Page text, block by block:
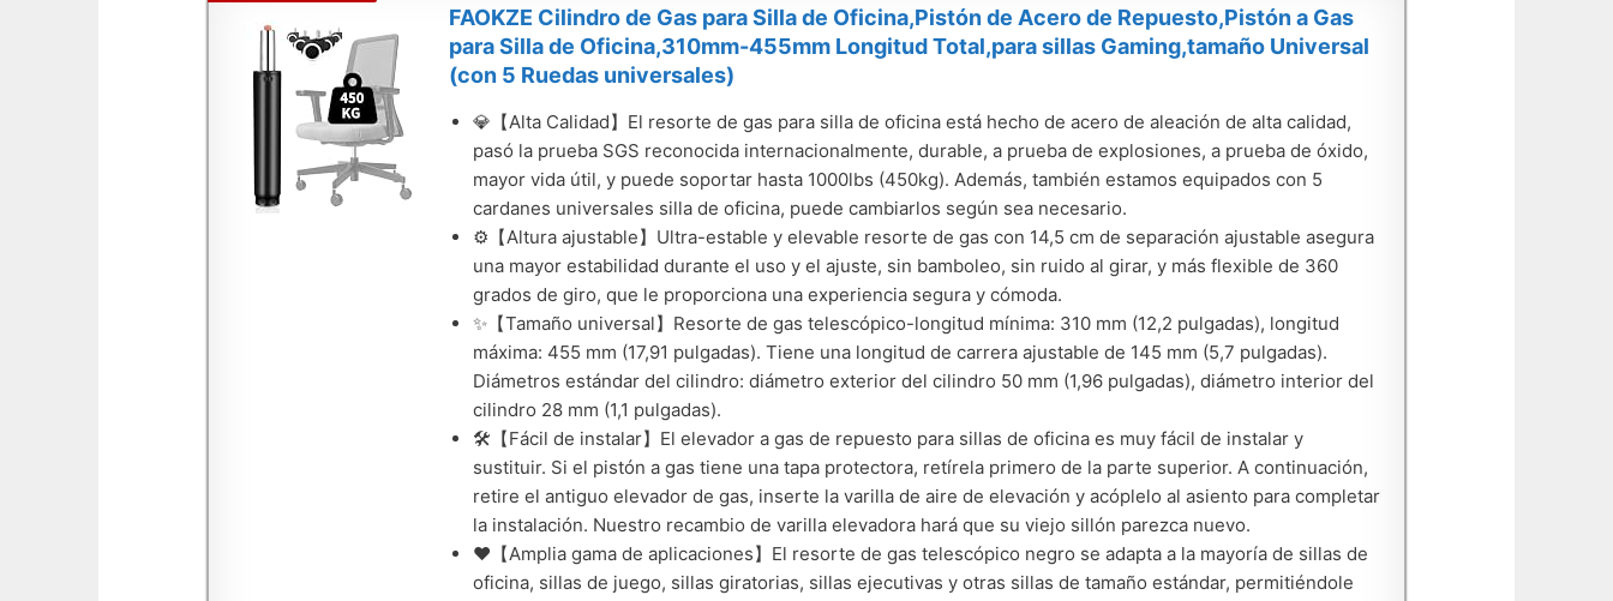
FAOKZE Cilindro de Gas para Silla de Oficina,Pistón de Acero de Repuesto,Pistón a Gas
para Silla de Oficina,310mm-455mm Longitud Total,para sillas Gaming,tamaño Universal
(con 5 Ruedas universales)
💎【Alta Calidad】El resorte de gas para silla de oficina está hecho de acero de aleación de alta calidad,
pasó la prueba SGS reconocida internacionalmente, durable, a prueba de explosiones, a prueba de óxido,
mayor vida útil, y puede soportar hasta 1000lbs (450kg). Además, también estamos equipados con 5
cardanes universales silla de oficina, puede cambiarlos según sea necesario.
⚙️【Altura ajustable】Ultra-estable y elevable resorte de gas con 14,5 cm de separación ajustable asegura
una mayor estabilidad durante el uso y el ajuste, sin bamboleo, sin ruido al girar, y más flexible de 360
grados de giro, que le proporciona una experiencia segura y cómoda.
✨【Tamaño universal】Resorte de gas telescópico-longitud mínima: 310 mm (12,2 pulgadas), longitud
máxima: 455 mm (17,91 pulgadas). Tiene una longitud de carrera ajustable de 145 mm (5,7 pulgadas).
Diámetros estándar del cilindro: diámetro exterior del cilindro 50 mm (1,96 pulgadas), diámetro interior del
cilindro 28 mm (1,1 pulgadas).
🛠️【Fácil de instalar】El elevador a gas de repuesto para sillas de oficina es muy fácil de instalar y
sustituir. Si el pistón a gas tiene una tapa protectora, retírela primero de la parte superior. A continuación,
retire el antiguo elevador de gas, inserte la varilla de aire de elevación y acóplelo al asiento para completar
la instalación. Nuestro recambio de varilla elevadora hará que su viejo sillón parezca nuevo.
❤️【Amplia gama de aplicaciones】El resorte de gas telescópico negro se adapta a la mayoría de sillas de
oficina, sillas de juego, sillas giratorias, sillas ejecutivas y otras sillas de tamaño estándar, permitiéndole